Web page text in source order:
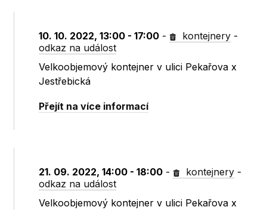
10. 10. 2022, 13:00 - 17:00 - kontejnery -
odkaz na událost
Velkoobjemový kontejner v ulici Pekařova x
Jestřebická
Přejít na více informací
21. 09. 2022, 14:00 - 18:00 - kontejnery -
odkaz na událost
Velkoobjemový kontejner v ulici Pekařova x